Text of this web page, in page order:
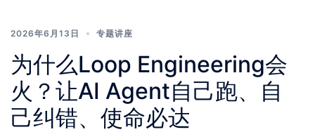
2026年6月13日 专题讲座
为什么Loop Engineering会
火？让AI Agent自己跑、自
己纠错、使命必达